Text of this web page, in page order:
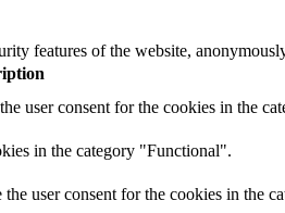
features of the website,
user consent for the cookies in the
in the category "Functional".
user consent for the cookies in the